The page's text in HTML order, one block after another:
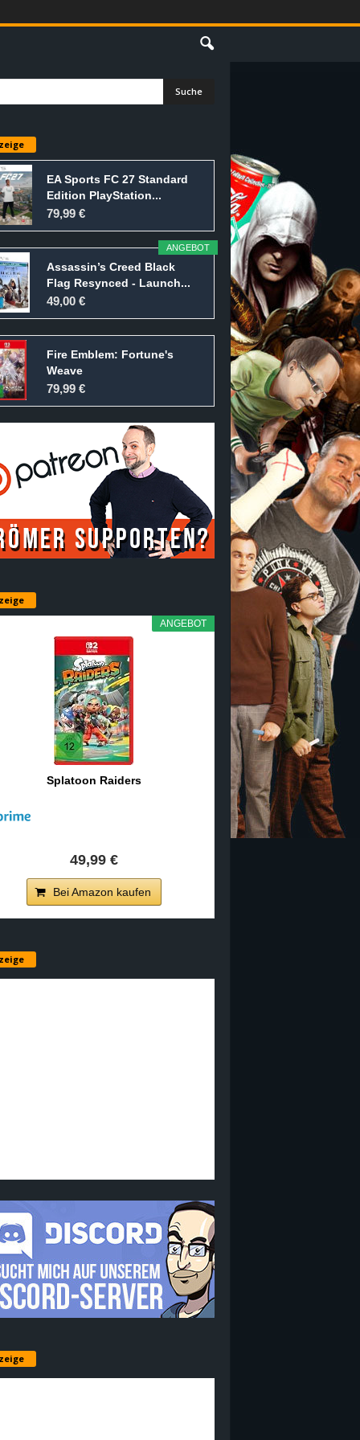
EA Sports FC 27 Standard
Edition PlayStation...
79,99 €
ANGEBOT
Assassin’s Creed Black
Flag Resynced - Launch...
49,00 €
Fire Emblem: Fortune's
Weave
79,99 €
ANGEBOT
Splatoon Raiders
49,99 €
Bei Amazon kaufen